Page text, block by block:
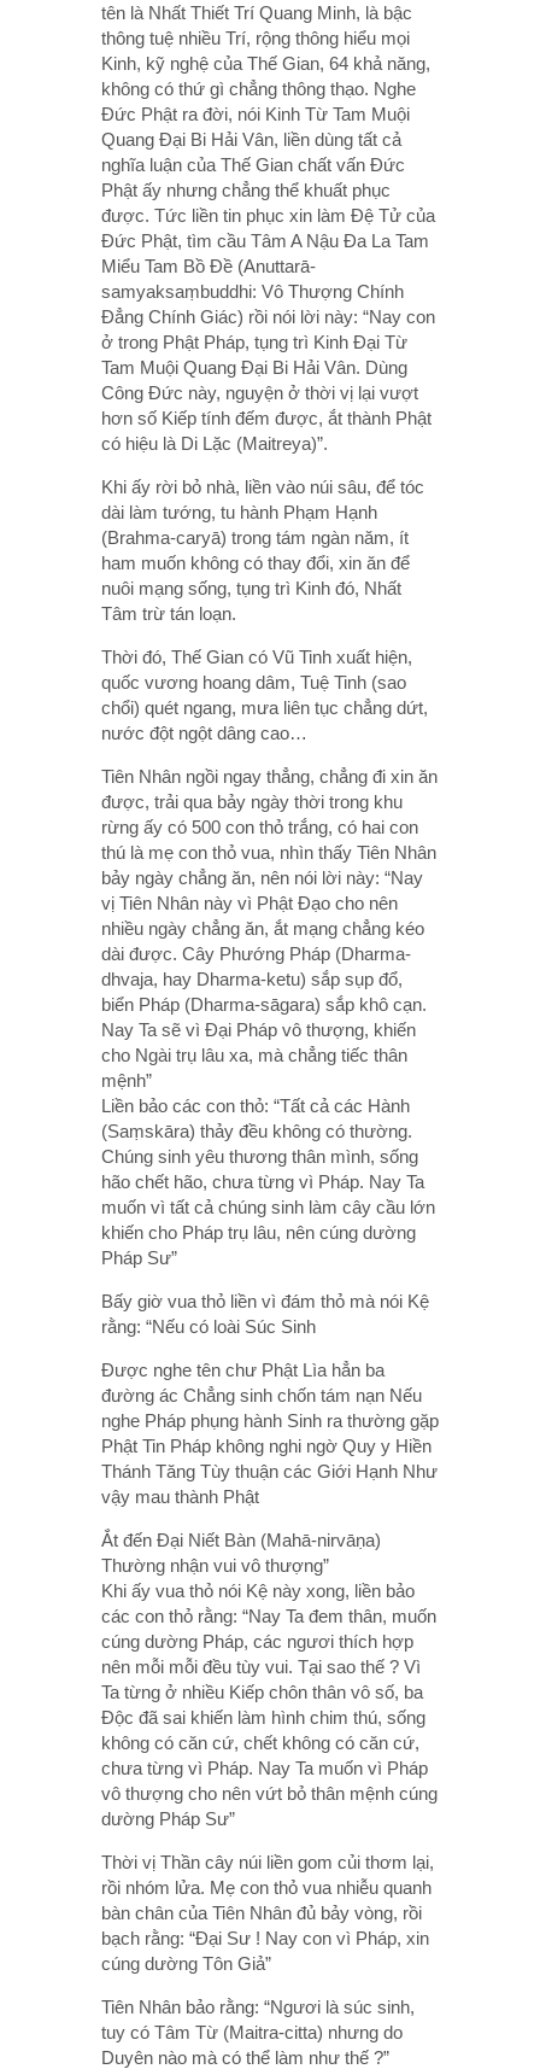
tên là Nhất Thiết Trí Quang Minh, là bậc
thông tuệ nhiều Trí, rộng thông hiểu mọi
Kinh, kỹ nghệ của Thế Gian, 64 khả năng,
không có thứ gì chẳng thông thạo. Nghe
Đức Phật ra đời, nói Kinh Từ Tam Muội
Quang Đại Bi Hải Vân, liền dùng tất cả
nghĩa luận của Thế Gian chất vấn Đức
Phật ấy nhưng chẳng thể khuất phục
được. Tức liền tin phục xin làm Đệ Tử của
Đức Phật, tìm cầu Tâm A Nậu Đa La Tam
Miểu Tam Bồ Đề (Anuttarā-
samyaksaṃbuddhi: Vô Thượng Chính
Đẳng Chính Giác) rồi nói lời này: “Nay con
ở trong Phật Pháp, tụng trì Kinh Đại Từ
Tam Muội Quang Đại Bi Hải Vân. Dùng
Công Đức này, nguyện ở thời vị lại vượt
hơn số Kiếp tính đếm được, ắt thành Phật
có hiệu là Di Lặc (Maitreya)”.
Khi ấy rời bỏ nhà, liền vào núi sâu, để tóc
dài làm tướng, tu hành Phạm Hạnh
(Brahma-caryā) trong tám ngàn năm, ít
ham muốn không có thay đổi, xin ăn để
nuôi mạng sống, tụng trì Kinh đó, Nhất
Tâm trừ tán loạn.
Thời đó, Thế Gian có Vũ Tinh xuất hiện,
quốc vương hoang dâm, Tuệ Tinh (sao
chổi) quét ngang, mưa liên tục chẳng dứt,
nước đột ngột dâng cao…
Tiên Nhân ngồi ngay thẳng, chẳng đi xin ăn
được, trải qua bảy ngày thời trong khu
rừng ấy có 500 con thỏ trắng, có hai con
thú là mẹ con thỏ vua, nhìn thấy Tiên Nhân
bảy ngày chẳng ăn, nên nói lời này: “Nay
vị Tiên Nhân này vì Phật Đạo cho nên
nhiều ngày chẳng ăn, ắt mạng chẳng kéo
dài được. Cây Phướng Pháp (Dharma-
dhvaja, hay Dharma-ketu) sắp sụp đổ,
biển Pháp (Dharma-sāgara) sắp khô cạn.
Nay Ta sẽ vì Đại Pháp vô thượng, khiến
cho Ngài trụ lâu xa, mà chẳng tiếc thân
mệnh”
Liền bảo các con thỏ: “Tất cả các Hành
(Saṃskāra) thảy đều không có thường.
Chúng sinh yêu thương thân mình, sống
hão chết hão, chưa từng vì Pháp. Nay Ta
muốn vì tất cả chúng sinh làm cây cầu lớn
khiến cho Pháp trụ lâu, nên cúng dường
Pháp Sư”
Bấy giờ vua thỏ liền vì đám thỏ mà nói Kệ
rằng: “Nếu có loài Súc Sinh
Được nghe tên chư Phật Lìa hẳn ba
đường ác Chẳng sinh chốn tám nạn Nếu
nghe Pháp phụng hành Sinh ra thường gặp
Phật Tin Pháp không nghi ngờ Quy y Hiền
Thánh Tăng Tùy thuận các Giới Hạnh Như
vậy mau thành Phật
Ắt đến Đại Niết Bàn (Mahā-nirvāṇa)
Thường nhận vui vô thượng”
Khi ấy vua thỏ nói Kệ này xong, liền bảo
các con thỏ rằng: “Nay Ta đem thân, muốn
cúng dường Pháp, các ngươi thích hợp
nên mỗi mỗi đều tùy vui. Tại sao thế ? Vì
Ta từng ở nhiều Kiếp chôn thân vô số, ba
Độc đã sai khiến làm hình chim thú, sống
không có căn cứ, chết không có căn cứ,
chưa từng vì Pháp. Nay Ta muốn vì Pháp
vô thượng cho nên vứt bỏ thân mệnh cúng
dường Pháp Sư”
Thời vị Thần cây núi liền gom củi thơm lại,
rồi nhóm lửa. Mẹ con thỏ vua nhiễu quanh
bàn chân của Tiên Nhân đủ bảy vòng, rồi
bạch rằng: “Đại Sư ! Nay con vì Pháp, xin
cúng dường Tôn Giả”
Tiên Nhân bảo rằng: “Ngươi là súc sinh,
tuy có Tâm Từ (Maitra-citta) nhưng do
Duyên nào mà có thể làm như thế ?”